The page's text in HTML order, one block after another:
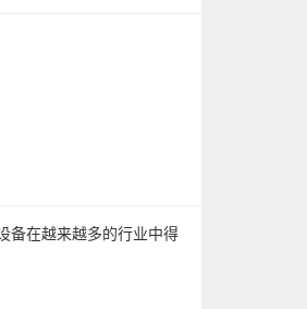
备在越来越多的行业中得